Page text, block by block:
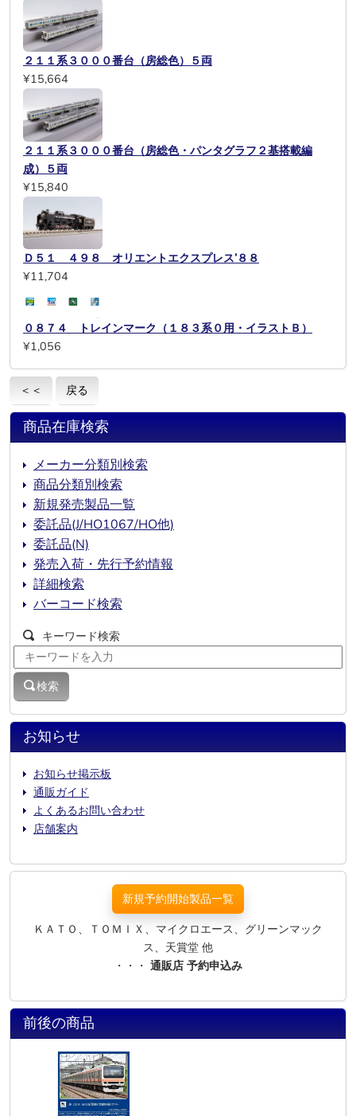
２１１系３０００番台（房総色）５両
¥15,664
２１１系３０００番台（房総色・パンタグラフ２基搭載編
成）５両
¥15,840
Ｄ５１ ４９８ オリエントエクスプレス’８８
¥11,704
０８７４ トレインマーク（１８３系０用・イラストＢ）
¥1,056
＜＜ 戻る
お知らせ
お知らせ掲示板
通販ガイド
よくあるお問い合わせ
店舗案内
商品在庫検索
メーカー分類別検索
商品分類別検索
新規発売製品一覧
委託品(J/HO1067/HO他)
委託品(N)
発売入荷・先行予約情報
詳細検索
バーコード検索
キーワード検索
検索
新規予約開始製品一覧
ＫＡＴＯ、ＴＯＭＩＸ、マイクロエース、グリーンマック
ス、天賞堂 他
・・・ 通販店 予約申込み
前後の商品